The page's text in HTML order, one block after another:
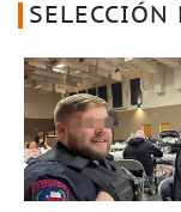
SELECCIÓN